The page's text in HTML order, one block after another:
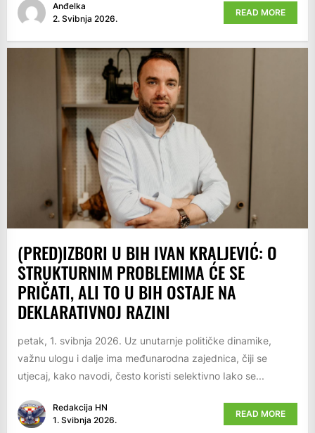
Anđelka
2. Svibnja 2026.
READ MORE
(PRED)IZBORI U BIH IVAN KRALJEVIĆ: O
STRUKTURNIM PROBLEMIMA ĆE SE
PRIČATI, ALI TO U BIH OSTAJE NA
DEKLARATIVNOJ RAZINI
petak, 1. svibnja 2026. Uz unutarnje političke dinamike,
važnu ulogu i dalje ima međunarodna zajednica, čiji se
utjecaj, kako navodi, često koristi selektivno Iako se...
Redakcija HN
1. Svibnja 2026.
READ MORE